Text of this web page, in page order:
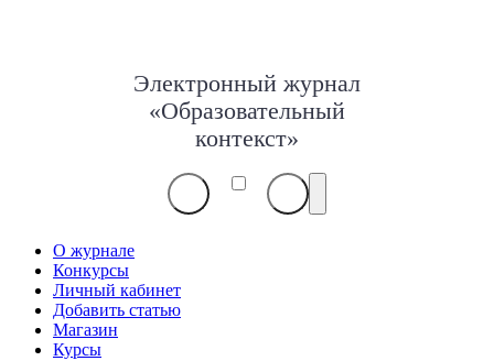
Электронный журнал
«Образовательный
контекст»
О журнале
Конкурсы
Личный кабинет
Добавить статью
Магазин
Курсы